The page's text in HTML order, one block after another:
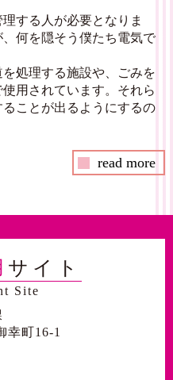
する人が必要となりま
何を隠そう僕たち電気で
処理する施設や、ごみを
用されています。それら
ことが出るようにするの
read more
サイト
Site
幸町16-1